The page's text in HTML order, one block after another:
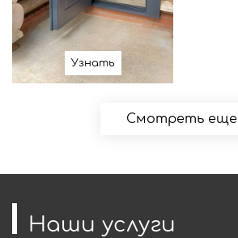
Узнать
Смотреть еще
Наши услуги